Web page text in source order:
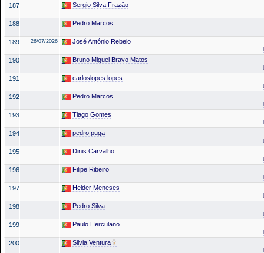
187 Sergio Silva Frazão
188 Pedro Marcos
189 26/07/2026 José António Rebelo
190 Bruno Miguel Bravo Matos
191 carloslopes lopes
192 Pedro Marcos
193 Tiago Gomes
194 pedro puga
195 Dinis Carvalho
196 Filipe Ribeiro
197 Helder Meneses
198 Pedro Silva
199 Paulo Herculano
200 Silvia Ventura